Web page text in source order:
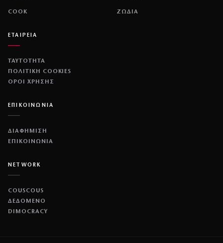
COOK ΖΩΔΙΑ
ΕΤΑΙΡΕΙΑ
ΤΑΥΤΟΤΗΤΑ
ΠΟΛΙΤΙΚΉ COOKIES
ΌΡΟΙ ΧΡΉΣΗΣ
ΕΠΙΚΟΙΝΩΝΙΑ
ΔΙΑΦΗΜΙΣΗ
ΕΠΙΚΟΙΝΩΝΙΑ
NETWORK
COUSCOUS
ΔΕΔΟΜΕΝΟ
DIMOCRACY